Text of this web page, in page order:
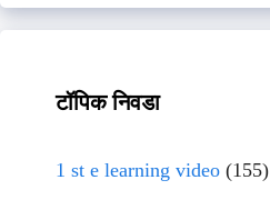
टॉपिक निवडा
1 st e learning video (155)